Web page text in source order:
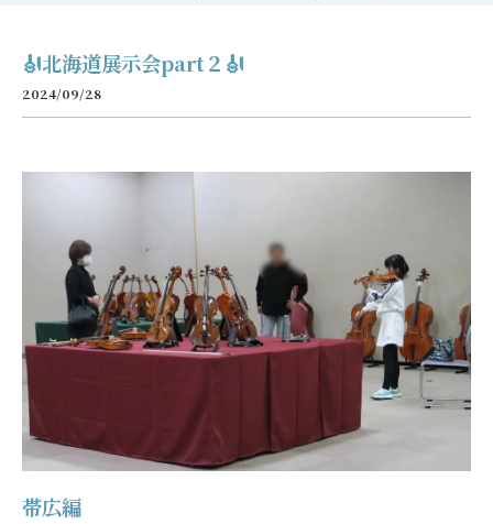
🎻北海道展示会part２🎻
2024/09/28
帯広編